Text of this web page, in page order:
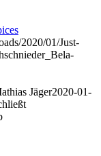
2020/01/Just-
Jäger2020-01-